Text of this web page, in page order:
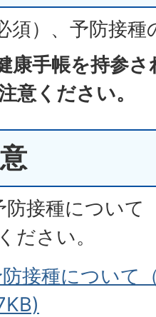
須）、予防接種
康手帳を持参
意ください。
防接種について
ださい。
接種について